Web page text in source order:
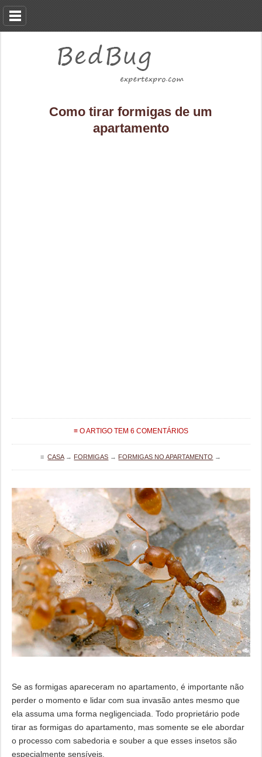
Como tirar formigas de um
apartamento
≡ O ARTIGO TEM 6 COMENTÁRIOS
≡CASA→ FORMIGAS → FORMIGAS NO APARTAMENTO →
Se as formigas apareceram no apartamento, é importante não
perder o momento e lidar com sua invasão antes mesmo que
ela assuma uma forma negligenciada. Todo proprietário pode
tirar as formigas do apartamento, mas somente se ele abordar
o processo com sabedoria e souber a que esses insetos são
especialmente sensíveis.